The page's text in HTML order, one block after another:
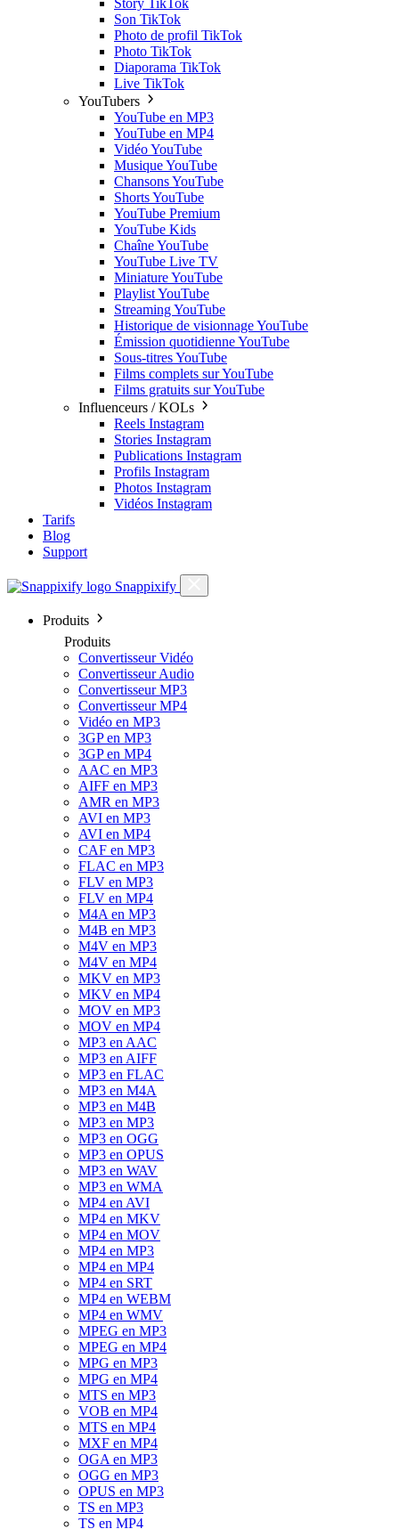
Story TikTok
Son TikTok
Photo de profil TikTok
Photo TikTok
Diaporama TikTok
Live TikTok
YouTubers
YouTube en MP3
YouTube en MP4
Vidéo YouTube
Musique YouTube
Chansons YouTube
Shorts YouTube
YouTube Premium
YouTube Kids
Chaîne YouTube
YouTube Live TV
Miniature YouTube
Playlist YouTube
Streaming YouTube
Historique de visionnage YouTube
Émission quotidienne YouTube
Sous-titres YouTube
Films complets sur YouTube
Films gratuits sur YouTube
Influenceurs / KOLs
Reels Instagram
Stories Instagram
Publications Instagram
Profils Instagram
Photos Instagram
Vidéos Instagram
Tarifs
Blog
Support
Snappixify
Produits
Produits
Convertisseur Vidéo
Convertisseur Audio
Convertisseur MP3
Convertisseur MP4
Vidéo en MP3
3GP en MP3
3GP en MP4
AAC en MP3
AIFF en MP3
AMR en MP3
AVI en MP3
AVI en MP4
CAF en MP3
FLAC en MP3
FLV en MP3
FLV en MP4
M4A en MP3
M4B en MP3
M4V en MP3
M4V en MP4
MKV en MP3
MKV en MP4
MOV en MP3
MOV en MP4
MP3 en AAC
MP3 en AIFF
MP3 en FLAC
MP3 en M4A
MP3 en M4B
MP3 en MP3
MP3 en OGG
MP3 en OPUS
MP3 en WAV
MP3 en WMA
MP4 en AVI
MP4 en MKV
MP4 en MOV
MP4 en MP3
MP4 en MP4
MP4 en SRT
MP4 en WEBM
MP4 en WMV
MPEG en MP3
MPEG en MP4
MPG en MP3
MPG en MP4
MTS en MP3
VOB en MP4
MTS en MP4
MXF en MP4
OGA en MP3
OGG en MP3
OPUS en MP3
TS en MP3
TS en MP4